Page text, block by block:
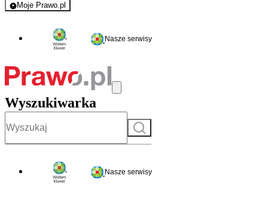
Moje Prawo.pl
- rejestracja i logowanie do serwisu
Nasze serwisy
Wyszukiwarka
Szukaj
Nasze serwisy